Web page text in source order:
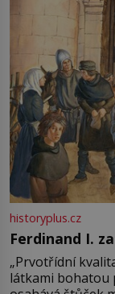
historyplus.cz
Ferdinand I.
„Prvotřídní
látkami bohatou